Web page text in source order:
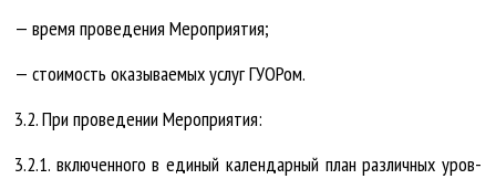
— вре­мя про­ве­де­ния Ме­роп­ри­я­тия;
— сто­и­мость ока­зы­ва­е­мых услуг ГУ­О­Ром.
3.2. При про­ве­де­нии Ме­роп­ри­я­тия:
3.2.1. вклю­чен­но­го в еди­ный ка­лен­дар­ный план раз­лич­ных уров­